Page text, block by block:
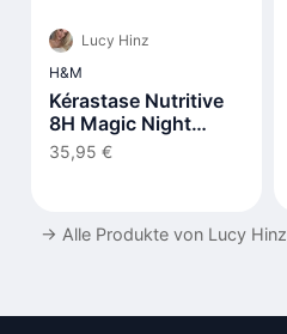
Lucy Hinz
H&M
Kérastase Nutritive
8H Magic Night
Serum
35,95 €
→ Alle Produkte von Lucy Hinz